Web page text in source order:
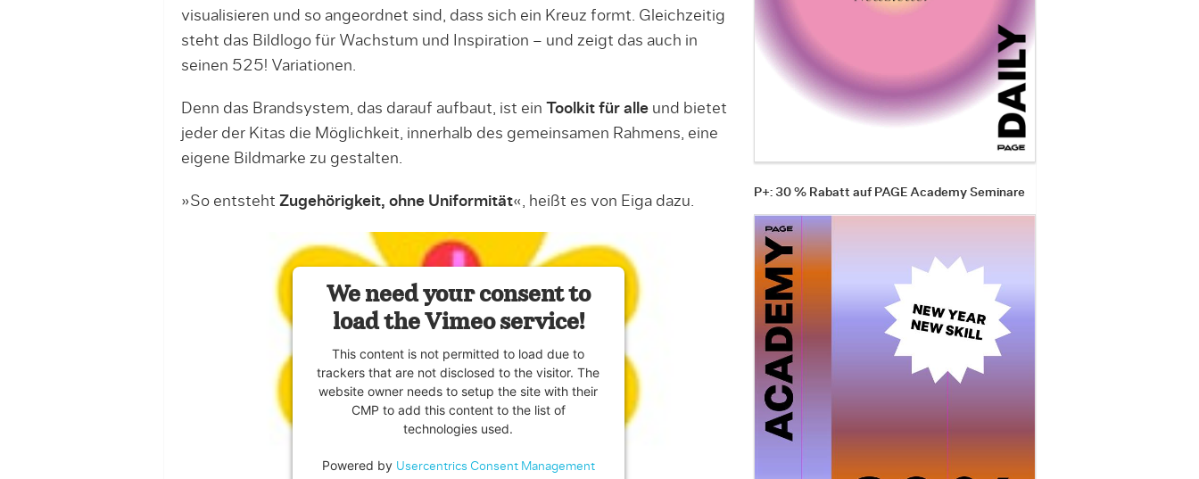
visualisieren und so angeordnet sind, dass sich ein Kreuz formt. Gleichzeitig
steht das Bildlogo für Wachstum und Inspiration – und zeigt das auch in
seinen 525! Variationen.
Denn das Brandsystem, das darauf aufbaut, ist ein Toolkit für alleund bietet
jeder der Kitas die Möglichkeit, innerhalb des gemeinsamen Rahmens, eine
eigene Bildmarke zu gestalten.
»So entsteht Zugehörigkeit, ohne Uniformität«, heißt es von Eiga dazu.
We need your consent to
load the Vimeo service!
This content is not permitted to load due to
trackers that are not disclosed to the visitor. The
website owner needs to setup the site with their
CMP to add this content to the list of
technologies used.
Powered by Usercentrics Consent Management
P+: 30 % Rabatt auf PAGE Academy Seminare